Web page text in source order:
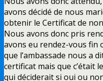
avons décidé de nous
obtenir le Certificat de
Nous avons donc pris
avons eu rendez-vous fin
que l’ambassade nous a
certificat mais que c’était
qui déciderait si oui ou